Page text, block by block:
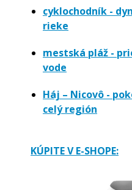
cyklochodník -
rieke
mestská pláž -
vode
Háj – Nicovô -
celý región
KÚPITE V E-SHOPE: